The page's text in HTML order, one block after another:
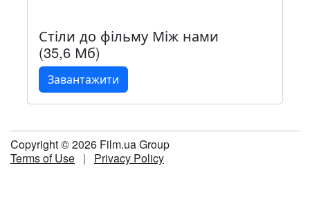
Стіли до фільму Між нами
(35,6 Мб)
Завантажити
Copyright © 2026 Film.ua Group
Terms of Use | Privacy Policy